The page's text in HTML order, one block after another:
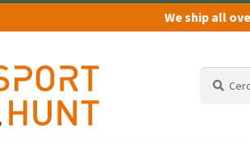
We ship all